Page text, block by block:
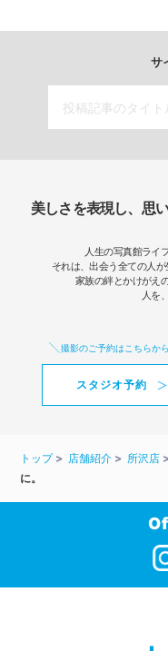
サ
美しさを表現し、思
人生の写真館ライ
それは、出会う全ての人
家族の絆とかけがえ
人を
撮影のご予約はこちらから
スタジオ予約
トップ 店舗紹介 所沢店
に。